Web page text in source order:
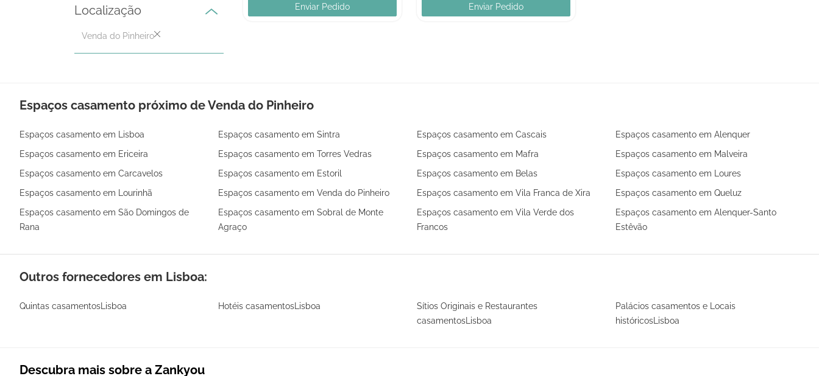
Localização
Venda do Pinheiro
Enviar Pedido Enviar Pedido
Espaços casamento próximo de Venda do Pinheiro
Espaços casamento em Lisboa Espaços casamento em Sintra Espaços casamento em Cascais
Espaços casamento em Alenquer
Espaços casamento em Ericeira
Espaços casamento em Torres Vedras Espaços casamento em Mafra
Espaços casamento em Malveira
Espaços casamento em Carcavelos
Espaços casamento em Estoril Espaços casamento em Belas
Espaços casamento em Loures
Espaços casamento em Lourinhã
Espaços casamento em Venda do Pinheiro Espaços casamento em Vila Franca de Xira
Espaços casamento em Queluz
Espaços casamento em São Domingos de
Rana
Espaços casamento em Sobral de Monte
Agraço
Espaços casamento em Vila Verde dos
Francos
Espaços casamento em Alenquer-Santo
Estêvão
Outros fornecedores em Lisboa:
Quintas casamentosLisboa Hotéis casamentosLisboa
Sítios Originais e Restaurantes
casamentosLisboa
Palácios casamentos e Locais
históricosLisboa
Descubra mais sobre a Zankyou